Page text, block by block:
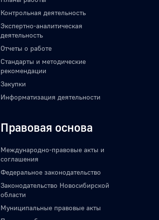
Контрольная деятельность
Экспертно-аналитическая
деятельность
Отчеты о работе
Стандарты и методические
рекомендации
Закупки
Информатизация деятельности
Правовая основа
Международно-правовые акты и
соглашения
Федеральное законодательство
Законодательство Новосибирской
области
Муниципальные правовые акты